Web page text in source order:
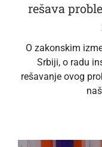
rešava
O zakonskim
Srbiji, o radu
rešavanje ovog